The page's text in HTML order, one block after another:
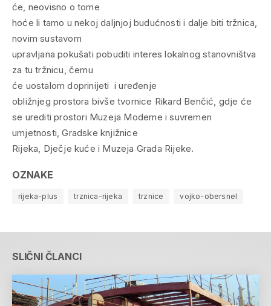
će, neovisno o tome
hoće li tamo u nekoj daljnjoj budućnosti i dalje biti tržnica,
novim sustavom
upravljana pokušati pobuditi interes lokalnog stanovništva
za tu tržnicu, čemu
će uostalom doprinijeti i uređenje
obližnjeg prostora bivše tvornice Rikard Benčić, gdje će
se urediti prostori Muzeja Moderne i suvremen
umjetnosti, Gradske knjižnice
Rijeka, Dječje kuće i Muzeja Grada Rijeke.
OZNAKE
rijeka-plus trznica-rijeka trznice vojko-obersnel
SLIČNI ČLANCI